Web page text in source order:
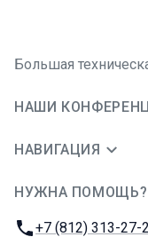
Большая
НАШИ
НАВИГАЦИЯ
НУЖНА ПОМОЩЬ?
Телефон:
+7 (812) 313-27-